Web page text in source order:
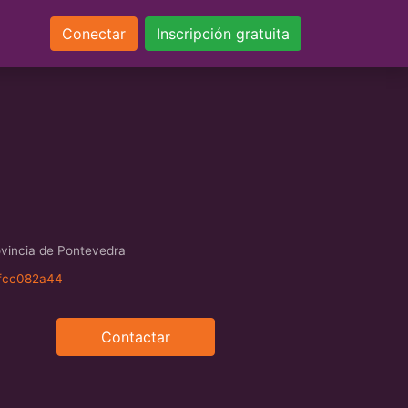
Conectar Inscripción gratuita
de Pontevedra
Contactar